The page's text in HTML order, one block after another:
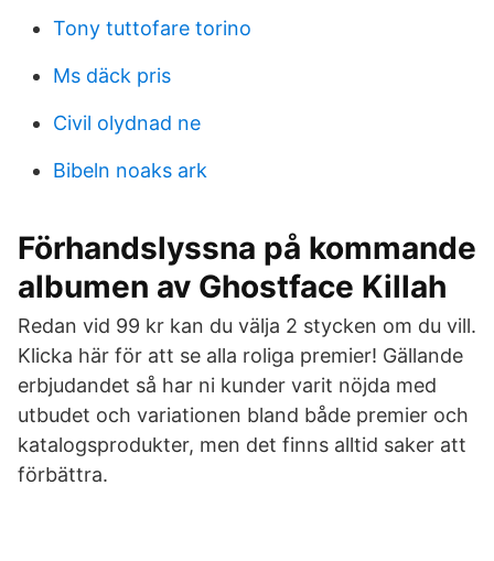
Tony tuttofare torino
Ms däck pris
Civil olydnad ne
Bibeln noaks ark
Förhandslyssna på kommande
albumen av Ghostface Killah
Redan vid 99 kr kan du välja 2 stycken om du vill.
Klicka här för att se alla roliga premier! Gällande
erbjudandet så har ni kunder varit nöjda med
utbudet och variationen bland både premier och
katalogsprodukter, men det finns alltid saker att
förbättra.